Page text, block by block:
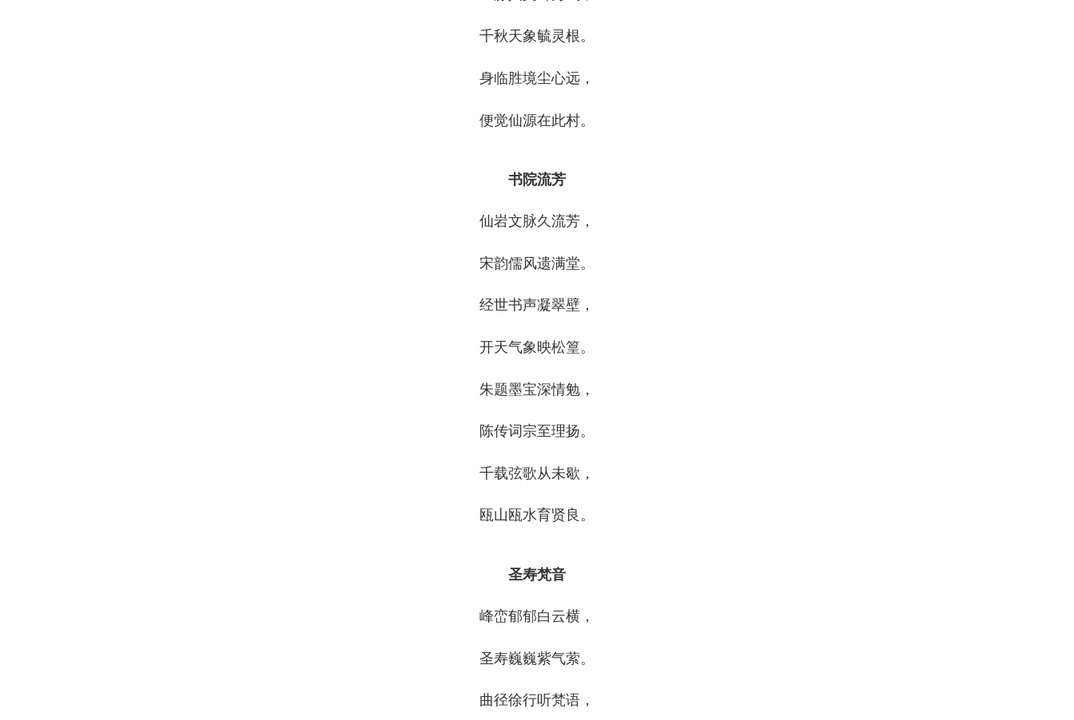
千秋天象毓灵根。
身临胜境尘心远，
便觉仙源在此村。
书院流芳
仙岩文脉久流芳，
宋韵儒风遗满堂。
经世书声凝翠壁，
开天气象映松篁。
朱题墨宝深情勉，
陈传词宗至理扬。
千载弦歌从未歇，
瓯山瓯水育贤良。
圣寿梵音
峰峦郁郁白云横，
圣寿巍巍紫气萦。
曲径徐行听梵语，